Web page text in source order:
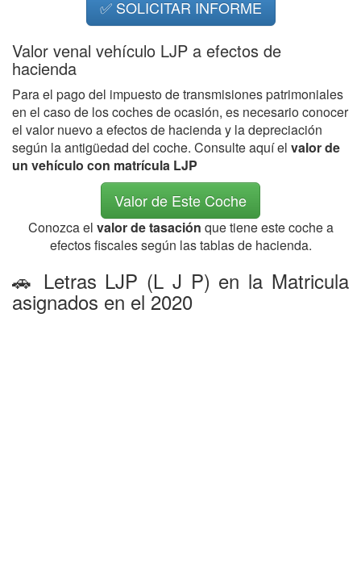
✅ SOLICITAR INFORME
Valor venal vehículo LJP a efectos de
hacienda
Para el pago del impuesto de transmisiones patrimoniales
en el caso de los coches de ocasión, es necesario conocer
el valor nuevo a efectos de hacienda y la depreciación
según la antigüedad del coche. Consulte aquí el valor de
un vehículo con matrícula LJP
Valor de Este Coche
Conozca el valor de tasación que tiene este coche a
efectos fiscales según las tablas de hacienda.
🚗 Letras LJP (L J P) en la Matricula
asignados en el 2020